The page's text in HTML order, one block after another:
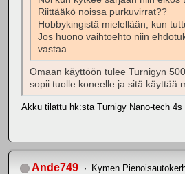
Riittääkö noissa purkuvirrat??
Hobbykingistä mielellään, kun
Jos huono vaihtoehto niin
vastaa..
Omaan käyttöön tulee Turnigyn
sopii tuolle koneelle ja sitä käyttää
Akku tilattu hk:sta Turnigy Nano-tech 4s
Ande749 Kymen